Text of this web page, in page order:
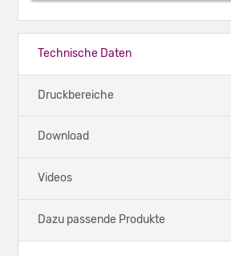
Technische Daten
Druckbereiche
Download
Videos
Dazu passende Produkte